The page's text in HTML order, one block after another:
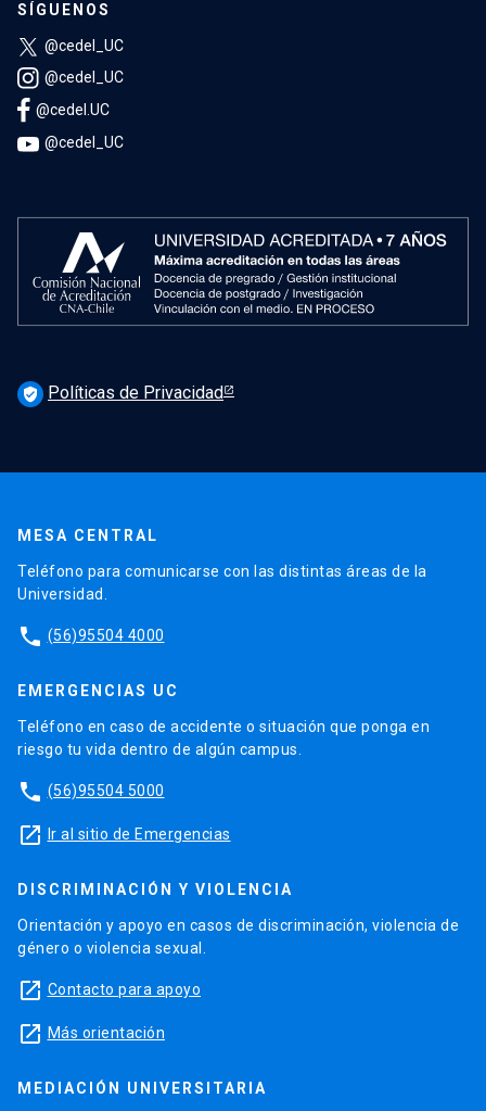
SÍGUENOS
@cedel_UC
@cedel_UC
@cedel.UC
@cedel_UC
verified_user Políticas de Privacidad
MESA CENTRAL
Teléfono para comunicarse con las distintas áreas de la
Universidad.
phone (56)95504 4000
EMERGENCIAS UC
Teléfono en caso de accidente o situación que ponga en
riesgo tu vida dentro de algún campus.
phone (56)95504 5000
launch Ir al sitio de Emergencias
DISCRIMINACIÓN Y VIOLENCIA
Orientación y apoyo en casos de discriminación, violencia de
género o violencia sexual.
launch Contacto para apoyo
launch Más orientación
MEDIACIÓN UNIVERSITARIA